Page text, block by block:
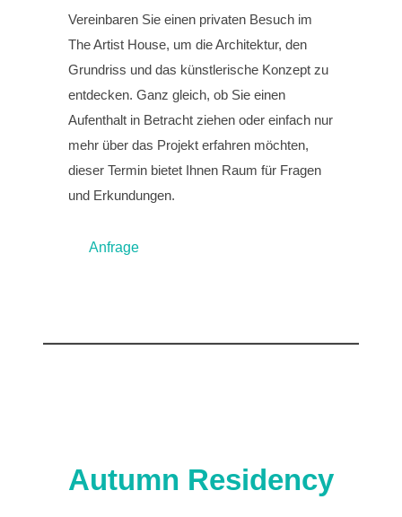
Vereinbaren Sie einen privaten Besuch im
The Artist House, um die Architektur, den
Grundriss und das künstlerische Konzept zu
entdecken. Ganz gleich, ob Sie einen
Aufenthalt in Betracht ziehen oder einfach nur
mehr über das Projekt erfahren möchten,
dieser Termin bietet Ihnen Raum für Fragen
und Erkundungen.
Anfrage
Autumn Residency